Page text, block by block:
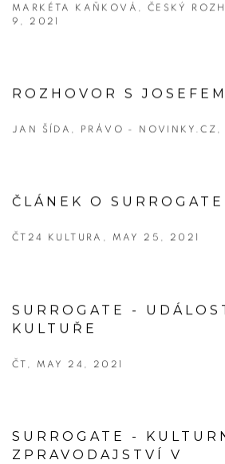
MARKÉTA KAŇKOVÁ, ČESKÝ
9, 2021
ROZHOVOR S
JAN ŠÍDA, PRÁVO - NOVINKY.CZ,
ČLÁNEK O SURROGATE
ČT24 KULTURA, MAY 25, 2021
SURROGATE -
KULTUŘE
ČT, MAY 24, 2021
SURROGATE -
ZPRAVODAJSTVÍ V